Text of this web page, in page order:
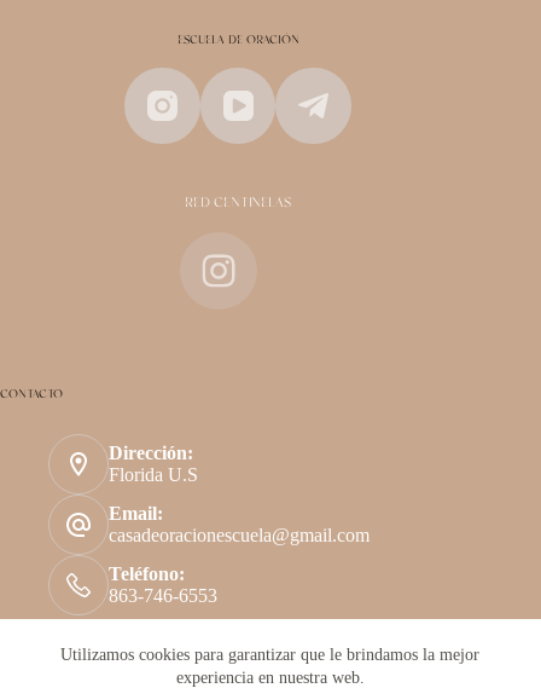
Utilizamos cookies para garantizar que le brindamos la mejor
experiencia en nuestra web.
ESCUELA DE ORACIÓN
RED CENTINELAS
CONTACTO
Dirección:
Florida U.S
Email:
casadeoracionescuela@gmail.com
Teléfono:
863-746-6553